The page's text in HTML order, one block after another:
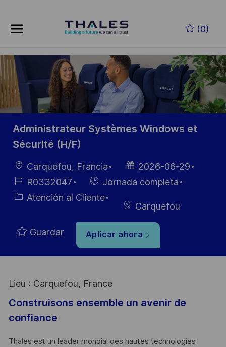
(0)
-
Administrateur Systèmes Windows et
Sécurité (H/F)
Ubicación
Carquefou, Francia
Fecha de
publicación
2026-06-29
ID de
empleo
R0332047
Hiring
Type
Jornada completa
Categoría
Atención al Cliente
Carquefou
Guardar Aplicar ahora
Lieu : Carquefou, France
Construisons ensemble un avenir de
confiance
Thales est un leader mondial des hautes technologies